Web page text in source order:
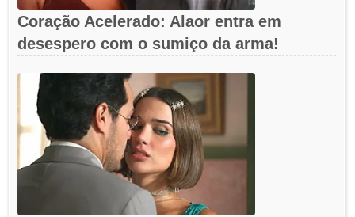
Coração Acelerado: Alaor entra em
desespero com o sumiço da arma!